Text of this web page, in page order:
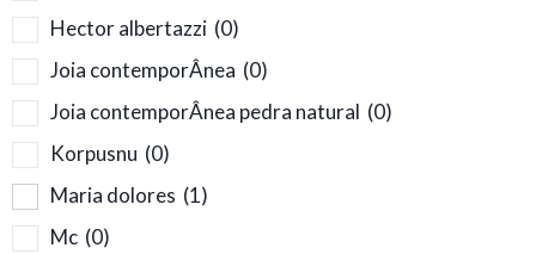
Hector albertazzi (0)
Joia contemporÂnea (0)
Joia contemporÂnea pedra natural (0)
Korpusnu (0)
Maria dolores (1)
Mc (0)